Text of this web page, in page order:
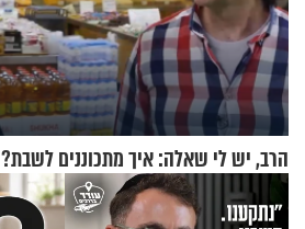
הרב, יש לי שאלה: איך מתכוננים לשבת?